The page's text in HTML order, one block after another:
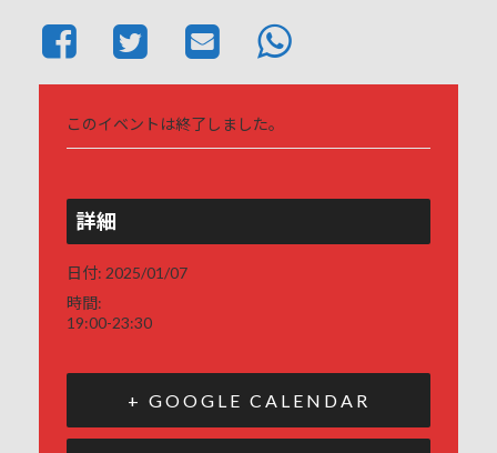
このイベントは終了しました。
詳細
日付: 2025/01/07
時間:
19:00-23:30
+ GOOGLE CALENDAR